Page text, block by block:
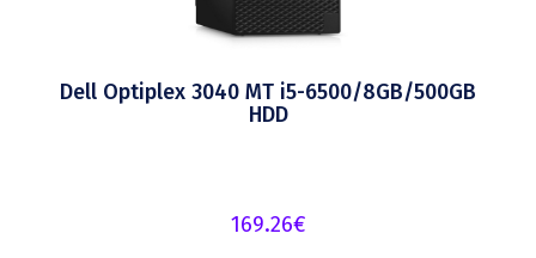
Dell Optiplex 3040 MT i5-6500/8GB/500GB
HDD
169.26€